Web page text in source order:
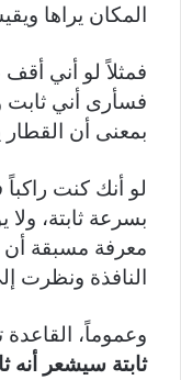
المكان يراها
فمثلاً لو أني
فسأرى أني ثابت
بمعنى أن
لو أنك كنت
بسرعة ثابتة،
معرفة مسبقة
النافذة ونظرت
وعموماً،
ثابتة سيشعر أنه